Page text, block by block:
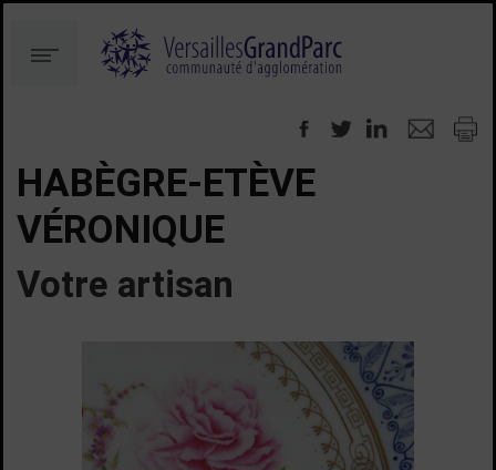
au
contenu
à
Menu
HABÈGRE-ETÈVE
VÉRONIQUE
Votre artisan